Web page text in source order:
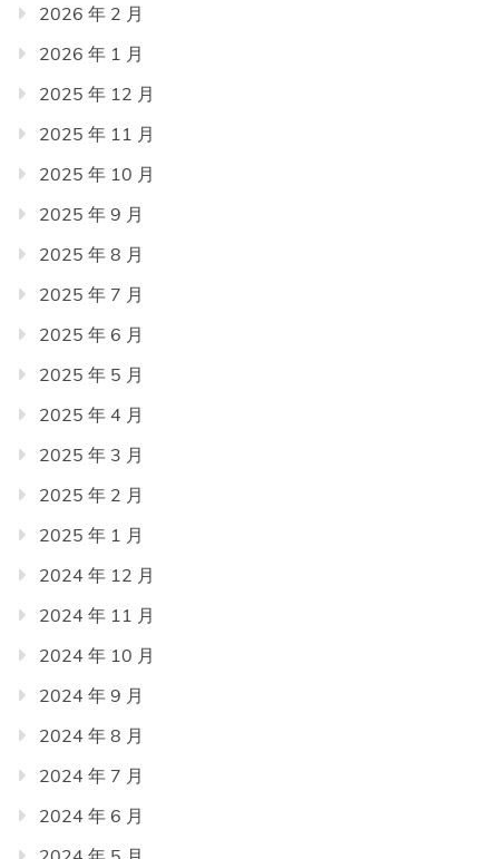
2026 年 2 月
2026 年 1 月
2025 年 12 月
2025 年 11 月
2025 年 10 月
2025 年 9 月
2025 年 8 月
2025 年 7 月
2025 年 6 月
2025 年 5 月
2025 年 4 月
2025 年 3 月
2025 年 2 月
2025 年 1 月
2024 年 12 月
2024 年 11 月
2024 年 10 月
2024 年 9 月
2024 年 8 月
2024 年 7 月
2024 年 6 月